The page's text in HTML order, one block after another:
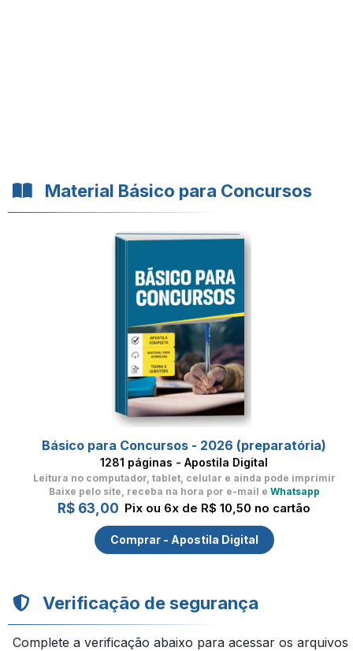
Material Básico para Concursos
Básico para Concursos - 2026 (preparatória)
1281 páginas - Apostila Digital
Leitura no computador, tablet, celular e ainda pode imprimir
Baixe pelo site, receba na hora por e-mail e Whatsapp
R$ 63,00 Pix ou 6x de R$ 10,50 no cartão
Comprar - Apostila Digital
Verificação de segurança
Complete a verificação abaixo para acessar os arquivos